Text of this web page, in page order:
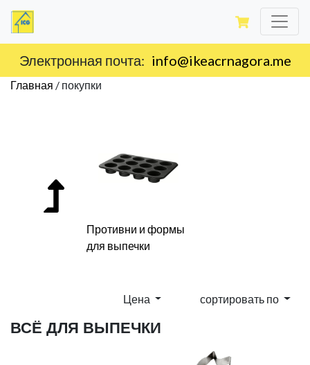
Доставка по территории Черногории.
Главная / покупки
Противни и формы
для выпечки
Цена сортировать по
ВСЁ ДЛЯ ВЫПЕЧКИ